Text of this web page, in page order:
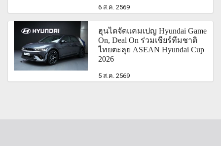
6 ส.ค. 2569
ฮุนไดจัดแคมเปญ Hyundai Game
On, Deal On ร่วมเชียร์ทีมชาติ
ไทยตะลุย ASEAN Hyundai Cup
2026
5 ส.ค. 2569